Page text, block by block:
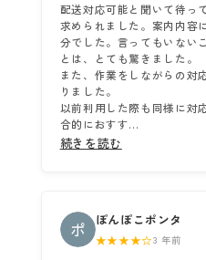
配送対応可能と聞いて待っ
求められました。案内内容
分でした。言ってもいない
とは、とても驚きました。
また、作業をしながらの対
りました。
以前利用した際も同様に対
合的におすす...
続きを読む
ぽんぽこポンタ
★★★★☆3 年前